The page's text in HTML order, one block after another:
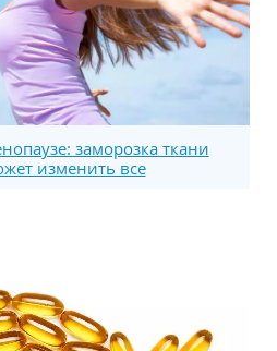
заморозка ткани
изменить все